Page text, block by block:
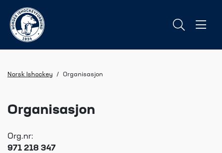
Norsk Ishockey / Organisasjon
Organisasjon
Org.nr:
971 218 347